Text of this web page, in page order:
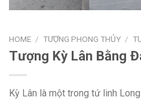
HOME / TƯỢNG PHONG THỦY /
Tượng Kỳ Lân Bằng
Kỳ Lân là một trong tứ linh